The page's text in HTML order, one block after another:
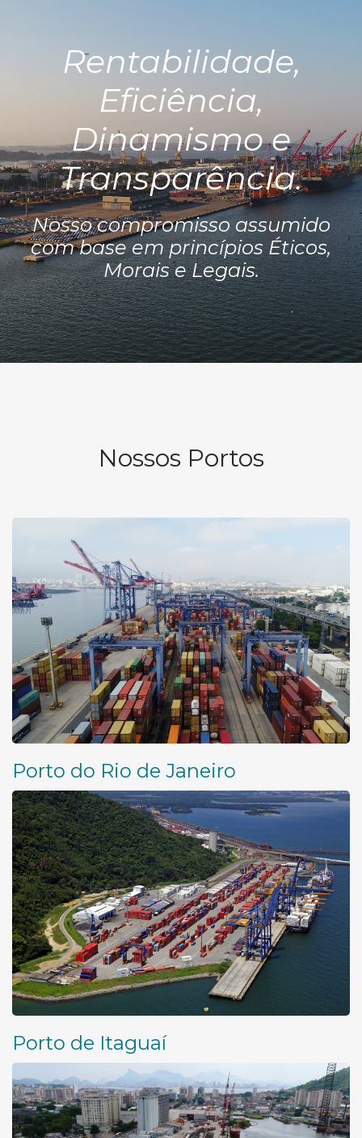
Rentabilidade,
Eficiência,
Dinamismo e
Transparência.
Nosso compromisso assumido
com base em princípios Éticos,
Morais e Legais.
Nossos Portos
Porto do Rio de Janeiro
Porto de Itaguaí